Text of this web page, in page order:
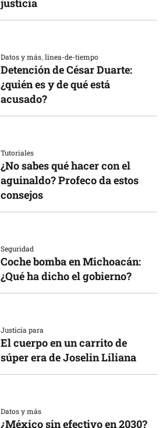
justicia
Datos y más,linea-de-tiempo
Detención de César Duarte:
¿quién es y de qué está
acusado?
Tutoriales
¿No sabes qué hacer con el
aguinaldo? Profeco da estos
consejos
Seguridad
Coche bomba en Michoacán:
¿Qué ha dicho el gobierno?
Justicia para
El cuerpo en un carrito de
súper era de Joselin Liliana
Datos y más
¿México sin efectivo en 2030?